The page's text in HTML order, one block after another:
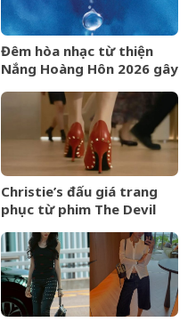
Đêm hòa nhạc từ thiện
Nắng Hoàng Hôn 2026 gây
thận nhân tạo
Christie’s đấu giá trang
phục từ phim The Devil